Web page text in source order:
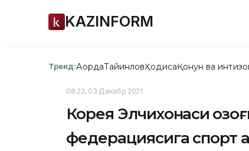
KAZINFORM
Тренд:АқордаТайинловҲодисаҚонун ва
08:22, 03 Декабр 2021
Корея Элчихонаси
федерациясига спорт